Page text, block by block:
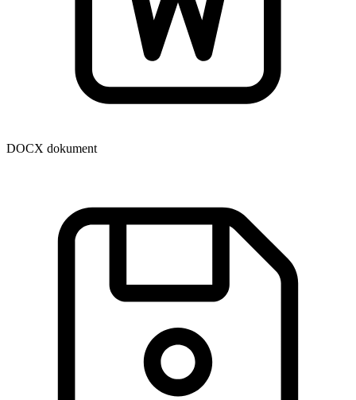
DOCX dokument